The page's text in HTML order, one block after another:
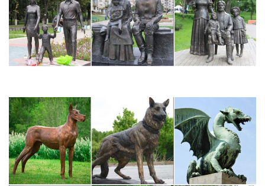
!!! БАРАХОЛКА!Дорого куплю в СПБ и областях любые
фарфоровые фигурки. фотография Конаковский фаянс.На
накладках изображен символ города Горький. (ныне Нижний
Новгород) ЛОТНаходится в СПб. отправлю в…
Статуэтки собак – Каталог товаров – Фигурки собак и кошек…
оловнный сплав, литье, фигурка собаки закреплена на
подставке в виде ковра, художественная роспись, авторская
работа.
Начинающим коллекционерам фарфоровых статуэток | Форум
Если статуэтка дорогая, то лучше отдать опытному
реставратору.Чтобы человек несведущий не испортил ее.А как